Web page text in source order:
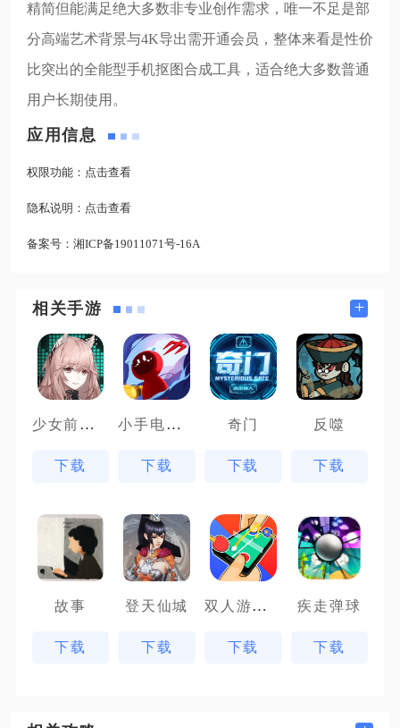
精简但能满足绝大多数非专业创作需求，唯一不足是部
分高端艺术背景与4K导出需开通会员，整体来看是性价
比突出的全能型手机抠图合成工具，适合绝大多数普通
用户长期使用。
应用信息
权限功能： 点击查看
隐私说明： 点击查看
备案号： 湘ICP备19011071号-16A
相关手游 +
少女前线云图计划先锋服
下载
小手电大派对
下载
奇门
下载
反噬
下载
故事
下载
登天仙城
下载
双人游戏场
下载
疾走弹球
下载